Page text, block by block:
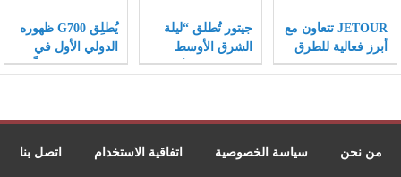
JETOUR تتعاون مع
أبرز فعالية للطرق
الوعرة في الشرق
العميقة لاستراتيجية
الرئيسي
جيتور تُطلق “ليلة
الشرق الأوسط
الهجينة” في عُمان
يُطلِق G700 ظهوره
الدولي الأول في
دبي، مُفتتحًا فصلًا
المركبات الهجينة
الوعرة
من نحن سياسة الخصوصية اتفاقية الاستخدام اتصل بنا